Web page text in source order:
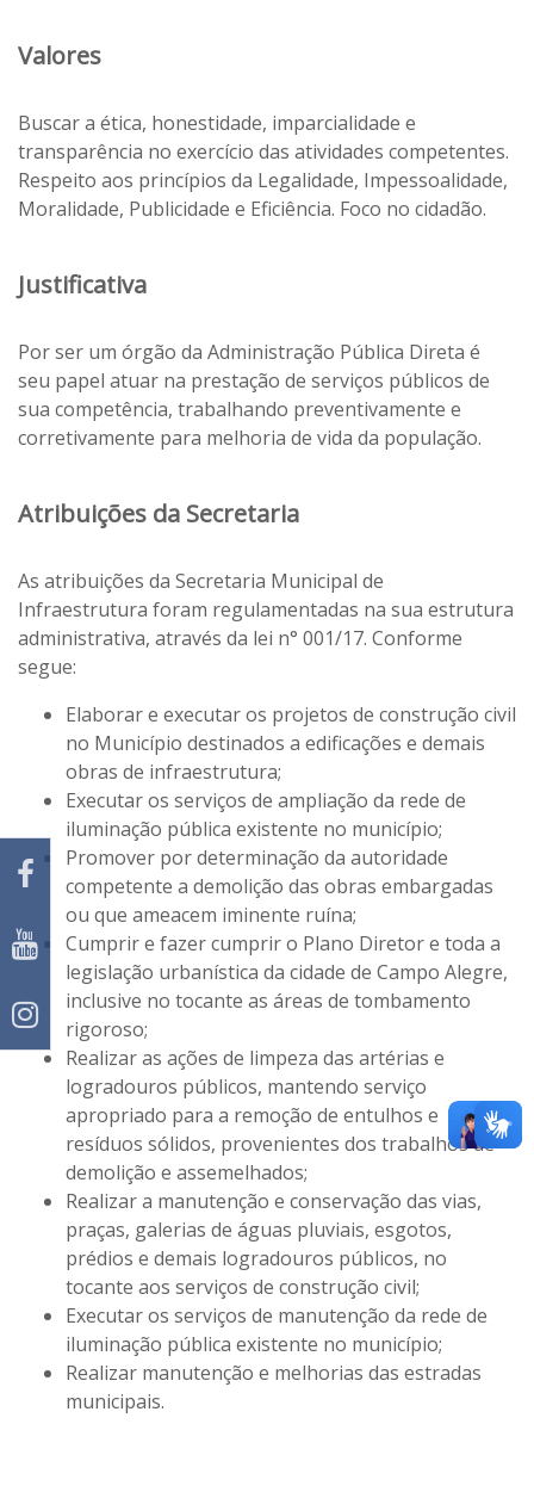
Valores
Buscar a ética, honestidade, imparcialidade e
transparência no exercício das atividades competentes.
Respeito aos princípios da Legalidade, Impessoalidade,
Moralidade, Publicidade e Eficiência. Foco no cidadão.
Justificativa
Por ser um órgão da Administração Pública Direta é
seu papel atuar na prestação de serviços públicos de
sua competência, trabalhando preventivamente e
corretivamente para melhoria de vida da população.
Atribuições da Secretaria
As atribuições da Secretaria Municipal de
Infraestrutura foram regulamentadas na sua estrutura
administrativa, através da lei n° 001/17. Conforme
segue:
Elaborar e executar os projetos de construção civil
no Município destinados a edificações e demais
obras de infraestrutura;
Executar os serviços de ampliação da rede de
iluminação pública existente no município;
Promover por determinação da autoridade
competente a demolição das obras embargadas
ou que ameacem iminente ruína;
Cumprir e fazer cumprir o Plano Diretor e toda a
legislação urbanística da cidade de Campo Alegre,
inclusive no tocante as áreas de tombamento
rigoroso;
Realizar as ações de limpeza das artérias e
logradouros públicos, mantendo serviço
apropriado para a remoção de entulhos e
resíduos sólidos, provenientes dos trabalhos de
demolição e assemelhados;
Realizar a manutenção e conservação das vias,
praças, galerias de águas pluviais, esgotos,
prédios e demais logradouros públicos, no
tocante aos serviços de construção civil;
Executar os serviços de manutenção da rede de
iluminação pública existente no município;
Realizar manutenção e melhorias das estradas
municipais.